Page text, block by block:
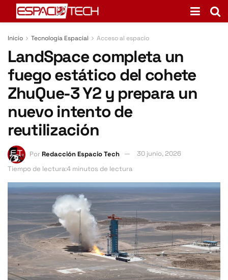
Inicio Tecnología Espacial Acceso al espacio
LandSpace completa un
fuego estático del cohete
ZhuQue-3 Y2 y prepara un
nuevo intento de
reutilización
PorRedacción Espacio Tech
30 junio, 2026
Tiempo de lectura:4 minutos de lectura